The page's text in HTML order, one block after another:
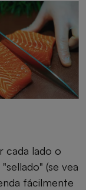
cada lado o
(se vea
fácilmente